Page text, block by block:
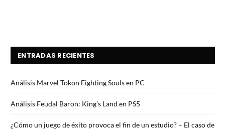
ENTRADAS RECIENTES
Análisis Marvel Tokon Fighting Souls en PC
Análisis Feudal Baron: King’s Land en PS5
¿Cómo un juego de éxito provoca el fin de un estudio? – El caso de